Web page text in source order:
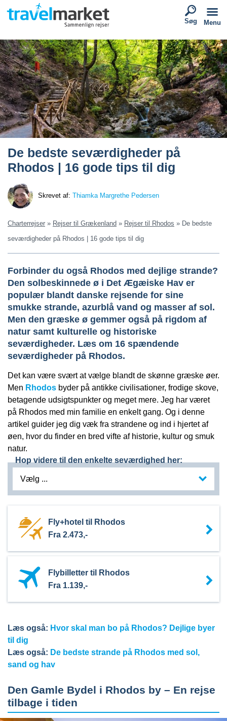
Søg Menu
De bedste seværdigheder på
Rhodos | 16 gode tips til dig
Skrevet af: Thiamka Margrethe Pedersen
Charterrejser » Rejser til Grækenland » Rejser til Rhodos » De bedste
seværdigheder på Rhodos | 16 gode tips til dig
Forbinder du også Rhodos med dejlige strande?
Den solbeskinnede ø i Det Ægæiske Hav er
populær blandt danske rejsende for sine
smukke strande, azurblå vand og masser af sol.
Men den græske ø gemmer også på rigdom af
natur samt kulturelle og historiske
seværdigheder. Læs om 16 spændende
seværdigheder på Rhodos.
Det kan være svært at vælge blandt de skønne græske øer.
Men Rhodos byder på antikke civilisationer, frodige skove,
betagende udsigtspunkter og meget mere. Jeg har været
på Rhodos med min familie en enkelt gang. Og i denne
artikel guider jeg dig væk fra strandene og ind i hjertet af
øen, hvor du finder en bred vifte af historie, kultur og smuk
natur.
Hop videre til den enkelte seværdighed her:
Vælg ...
Fly+hotel til Rhodos
Fra 2.473,-
Flybilletter til Rhodos
Fra 1.139,-
Læs også: Hvor skal man bo på Rhodos? Dejlige byer
til dig
Læs også: De bedste strande på Rhodos med sol,
sand og hav
Den Gamle Bydel i Rhodos by – En rejse
tilbage i tiden